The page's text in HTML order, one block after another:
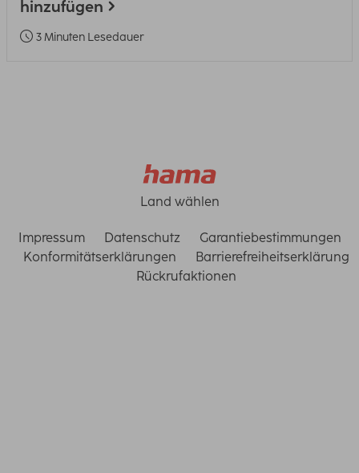
hinzufügen
3 Minuten Lesedauer
Land wählen
Impressum Datenschutz
Garantiebestimmungen
Konformitätserklärungen
Barrierefreiheitserklärung
Rückrufaktionen